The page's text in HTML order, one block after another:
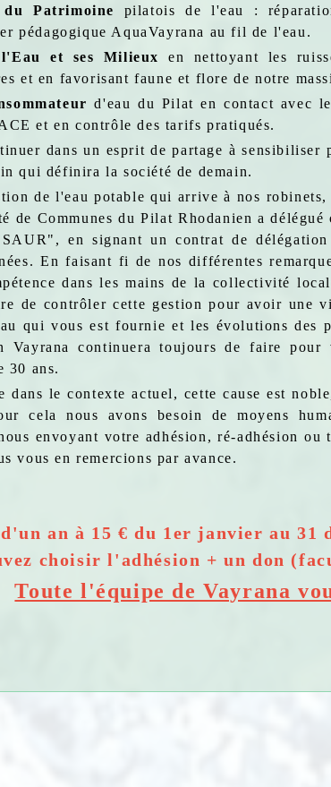
Patrimoine
pilatois de l'eau :
pédagogique AquaVayrana au fil de l'eau.
et ses Milieux
en nettoyant les
et en favorisant faune et flore de notre
d'eau du Pilat en contact avec
et en contrôle des tarifs pratiqués.
dans un esprit de partage à sensibiliser
qui définira la société de demain.
de l'eau potable qui arrive à nos robinets,
de Communes du Pilat Rhodanien a délégué
en signant un contrat de
En faisant fi de nos différentes
dans les mains de la collectivité
de contrôler cette gestion pour avoir une
qui vous est fournie et les évolutions des
Vayrana continuera toujours de faire pour
30 ans.
dans le contexte actuel, cette cause est
cela nous avons besoin de moyens
envoyant votre adhésion, ré-adhésion ou
vous en remercions par avance.
an à 15 € du 1er janvier au 31
choisir l'adhésion + un don
Toute l'équipe de Vayrana